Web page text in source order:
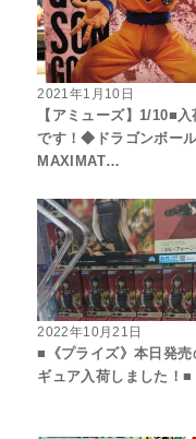
2021年1月10日
【アミューズ】1/10■入
です！◆ドラゴンボー
MAXIMAT…
2022年10月21日
■《プライズ》本日発売
ギュア入荷しました！■